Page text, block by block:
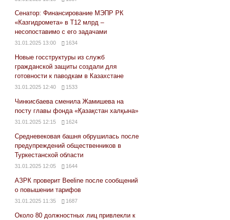
Сенатор: Финансирование МЭПР РК
«Казгидромета» в Т12 млрд –
несопоставимо с его задачами
31.01.2025 13:00 1634
Новые госструктуры из служб
гражданской защиты создали для
готовности к паводкам в Казахстане
31.01.2025 12:40 1533
Чинкисбаева сменила Жамишева на
посту главы фонда «Қазақстан халқына»
31.01.2025 12:15 1624
Средневековая башня обрушилась после
предупреждений общественников в
Туркестанской области
31.01.2025 12:05 1644
АЗРК проверит Beeline после сообщений
о повышении тарифов
31.01.2025 11:35 1687
Около 80 должностных лиц привлекли к